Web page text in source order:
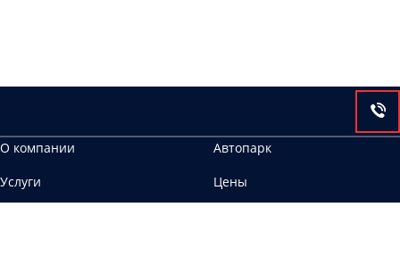
О компании
Автопарк
Услуги
Цены